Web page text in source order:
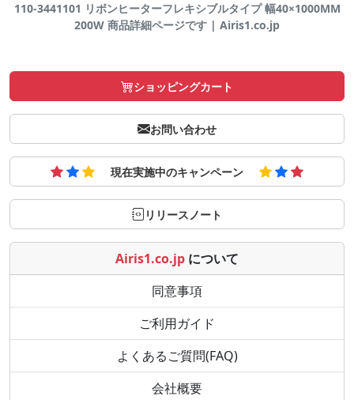
110-3441101 リボンヒーターフレキシブルタイプ 幅40×1000MM
200W 商品詳細ページです | Airis1.co.jp
ショッピングカート
お問い合わせ
現在実施中のキャンペーン
リリースノート
Airis1.co.jp について
同意事項
ご利用ガイド
よくあるご質問(FAQ)
会社概要